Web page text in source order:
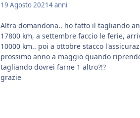
19 Agosto 20214 anni
Altra domandona.. ho fatto il tagliando
17800 km, a settembre faccio le ferie,
10000 km.. poi a ottobre stacco
prossimo anno a maggio quando
tagliando dovrei farne 1 altro?!?
grazie